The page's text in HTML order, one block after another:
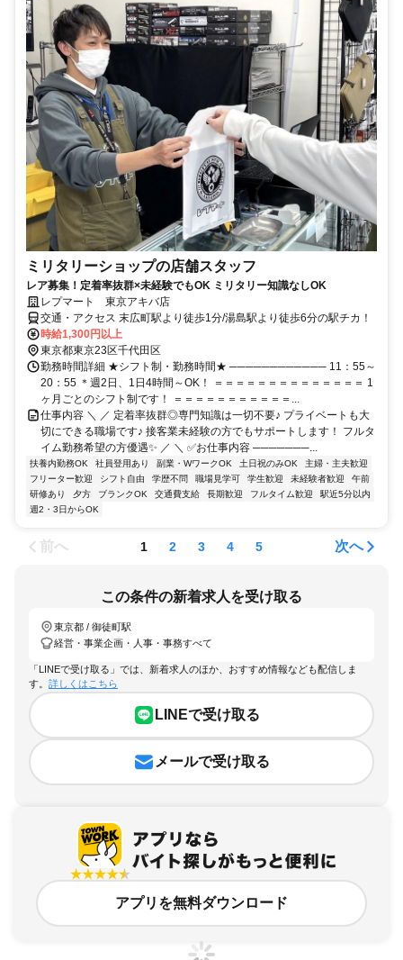
ミリタリーショップの店舗スタッフ
レア募集！定着率抜群×未経験でもOK ミリタリー知識なしOK
レプマート 東京アキバ店
交通・アクセス 末広町駅より徒歩1分/湯島駅より徒歩6分の駅チカ！
時給1,300円以上
東京都東京23区千代田区
勤務時間詳細 ★シフト制・勤務時間★ ──────────── 11：55～
20：55 ＊週2日、1日4時間～OK！ ＝＝＝＝＝＝＝＝＝＝＝＝＝＝ 1
ヶ月ごとのシフト制です！ ＝＝＝＝＝＝＝＝＝＝＝...
仕事内容 ＼ ／ 定着率抜群◎専門知識は一切不要♪ プライベートも大
切にできる職場です♪ 接客業未経験の方でもサポートします！ フルタ
イム勤務希望の方優遇✨ ／ ＼ ✅お仕事内容 ───────...
扶養内勤務OK 社員登用あり 副業・WワークOK 土日祝のみOK
主婦・主夫歓迎
フリーター歓迎
シフト自由 学歴不問 職場見学可 学生歓迎 未経験者歓迎
午前
研修あり
夕方 ブランクOK 交通費支給 長期歓迎 フルタイム歓迎
駅近5分以内
週2・3日からOK
前へ 1 2 3 4 5 次へ
この条件の新着求人を受け取る
東京都 / 御徒町駅
経営・事業企画・人事・事務すべて
「LINEで受け取る」では、新着求人のほか、おすすめ情報なども配信しま
す。 詳しくはこちら
LINEで受け取る
メールで受け取る
アプリを無料ダウンロード